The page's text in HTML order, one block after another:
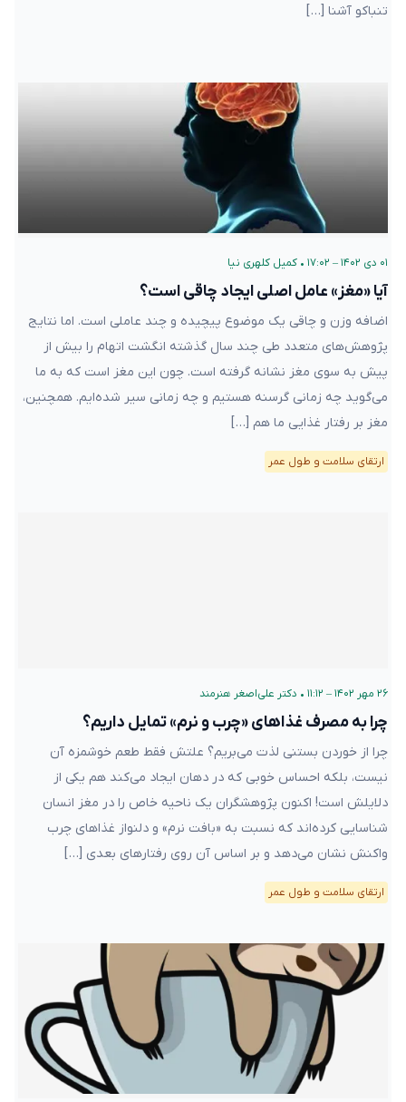
تنباکو آشنا […]
۰۱ دی ۱۴۰۲ – ۱۷:۰۲ • کمیل کلهری نیا
آیا «مغز» عامل اصلی ایجاد چاقی است؟
اضافه وزن و چاقی یک موضوع پیچیده و چند عاملی است. اما نتایج
پژوهش‌های متعدد طی چند سال گذشته انگشت اتهام را بیش از
پیش به سوی مغز نشانه گرفته است. چون این مغز است که به ما
می‌گوید چه زمانی گرسنه هستیم و چه زمانی سیر شده‌ایم. همچنین،
مغز بر رفتار غذایی ما هم […]
ارتقای سلامت و طول عمر
۲۶ مهر ۱۴۰۲ – ۱۱:۱۲ • دکتر علی‌اصغر هنرمند
چرا به مصرف غذاهای «چرب و نرم» تمایل داریم؟
چرا از خوردن بستنی لذت می‌بریم؟ علتش فقط طعم خوشمزه آن
نیست، بلکه احساس خوبی که در دهان ایجاد می‌کند هم یکی از
دلایلش است! اکنون پژوهشگران یک ناحیه خاص را در مغز انسان
شناسایی کرده‌اند که نسبت به «بافت نرم» و دلنواز غذاهای چرب
واکنش نشان می‌دهد و بر اساس آن روی رفتار‌های بعدی […]
ارتقای سلامت و طول عمر